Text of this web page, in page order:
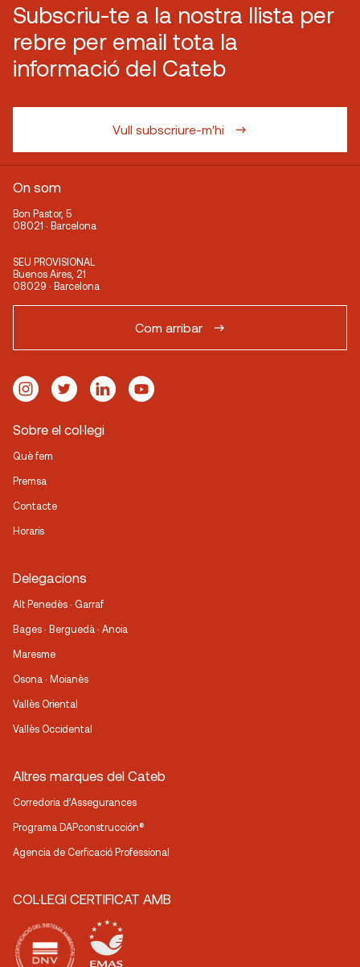
Subscriu-te a la nostra llista per
rebre per email tota la
informació del Cateb
Vull subscriure-m'hi
On som
Bon Pastor, 5
08021 · Barcelona
SEU PROVISIONAL
Buenos Aires, 21
08029 · Barcelona
Com arribar
Sobre el col·legi
Què fem
Premsa
Contacte
Horaris
Delegacions
Alt Penedès · Garraf
Bages · Berguedà · Anoia
Maresme
Osona · Moianès
Vallès Oriental
Vallès Occidental
Altres marques del Cateb
Corredoria d’Assegurances
Programa DAPconstrucción®
Agencia de Cerficació Professional
COL·LEGI CERTIFICAT AMB